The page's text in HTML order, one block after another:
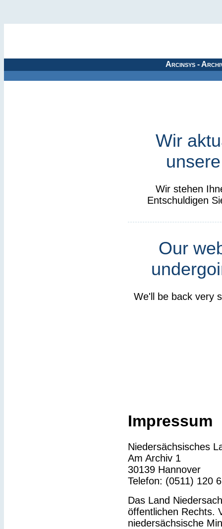
Arcinsys -
Wir
Wir stehen
Entschuldigen
Our
We'll be back very
Impressum
Niedersächsisches
Am Archiv 1
30139 Hannover
Telefon: (0511) 120
Das Land
öffentlichen Rechts.
niedersächsische